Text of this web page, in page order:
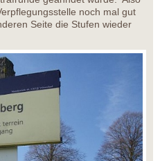
noch mal gut
Seite die Stufen wieder